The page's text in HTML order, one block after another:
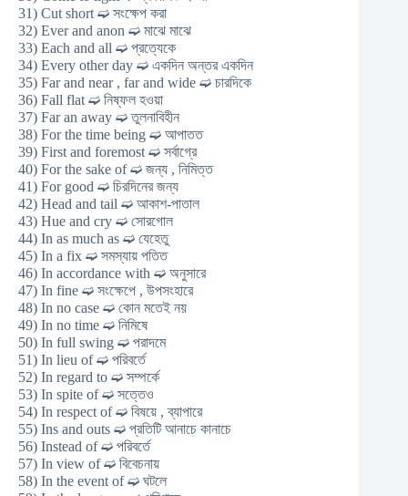
31) Cut short ➫ সংক্ষেপ করা
32) Ever and anon ➫ মাঝে মাঝে
33) Each and all ➫ প্রত্যেকে
34) Every other day ➫ একদিন অন্তর একদিন
35) Far and near , far and wide ➫ চারদিকে
36) Fall flat ➫ নিষ্ফল হওয়া
37) Far an away ➫ তুলনাবিহীন
38) For the time being ➫ আপাতত
39) First and foremost ➫ সর্বাগ্রে
40) For the sake of ➫ জন্য , নিমিত্ত
41) For good ➫ চিরদিনের জন্য
42) Head and tail ➫ আকাশ-পাতাল
43) Hue and cry ➫ সোরগোল
44) In as much as ➫ যেহেতু
45) In a fix ➫ সমস্যায় পতিত
46) In accordance with ➫ অনুসারে
47) In fine ➫ সংক্ষেপে , উপসংহারে
48) In no case ➫ কোন মতেই নয়
49) In no time ➫ নিমিষে
50) In full swing ➫ পরাদমে
51) In lieu of ➫ পরিবর্তে
52) In regard to ➫ সম্পর্কে
53) In spite of ➫ সত্তেও
54) In respect of ➫ বিষয়ে , ব্যাপারে
55) Ins and outs ➫ প্রতিটি আনাচে কানাচে
56) Instead of ➫ পরিবর্তে
57) In view of ➫ বিবেচনায়
58) In the event of ➫ ঘটলে